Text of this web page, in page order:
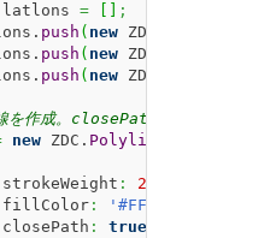
=
;
push ( new ZDC.
push ( new ZDC.
push ( new ZDC.
作成。closePath:trueで多角形
new ZDC. Polyline
: 2
: '#FF0000'
:
true